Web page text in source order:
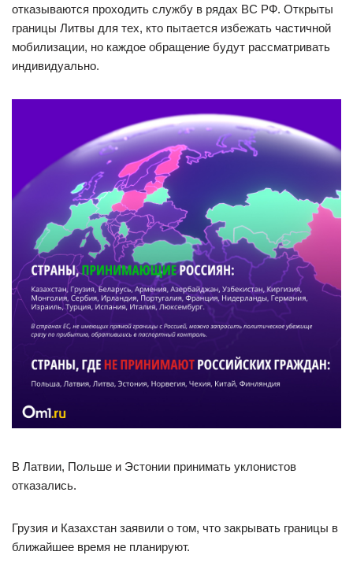
отказываются проходить службу в рядах ВС РФ. Открыты
границы Литвы для тех, кто пытается избежать частичной
мобилизации, но каждое обращение будут рассматривать
индивидуально.
В Латвии, Польше и Эстонии принимать уклонистов
отказались.
Грузия и Казахстан заявили о том, что закрывать границы в
ближайшее время не планируют.